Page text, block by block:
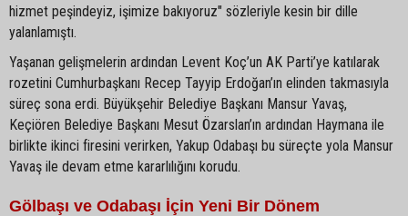
hizmet peşindeyiz, işimize bakıyoruz" sözleriyle kesin bir dille
yalanlamıştı.
Yaşanan gelişmelerin ardından Levent Koç’un AK Parti’ye katılarak
rozetini Cumhurbaşkanı Recep Tayyip Erdoğan’ın elinden takmasıyla
süreç sona erdi. Büyükşehir Belediye Başkanı Mansur Yavaş,
Keçiören Belediye Başkanı Mesut Özarslan’ın ardından Haymana ile
birlikte ikinci firesini verirken, Yakup Odabaşı bu süreçte yola Mansur
Yavaş ile devam etme kararlılığını korudu.
Gölbaşı ve Odabaşı İçin Yeni Bir Dönem